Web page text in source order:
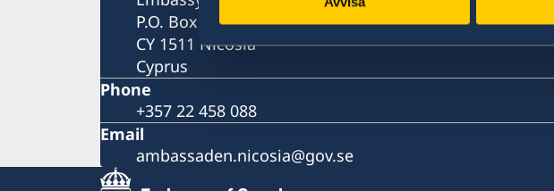
P.O. Box 21621
CY 1511 Nicosia
Cyprus
Phone
+357 22 458 088
Email
ambassaden.nicosia@gov.se